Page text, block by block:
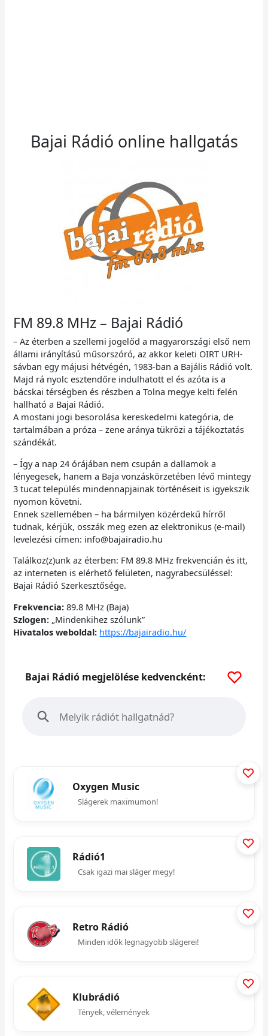
Bajai Rádió online hallgatás
FM 89.8 MHz – Bajai Rádió
– Az éterben a szellemi jogelőd a magyarországi első nem
állami irányítású műsorszóró, az akkor keleti OIRT URH-
sávban egy májusi hétvégén, 1983-ban a Bajális Rádió volt.
Majd rá nyolc esztendőre indulhatott el és azóta is a
bácskai térségben és részben a Tolna megye kelti felén
hallható a Bajai Rádió.
A mostani jogi besorolása kereskedelmi kategória, de
tartalmában a próza – zene aránya tükrözi a tájékoztatás
szándékát.
– Így a nap 24 órájában nem csupán a dallamok a
lényegesek, hanem a Baja vonzáskörzetében lévő mintegy
3 tucat település mindennapjainak történéseit is igyekszik
nyomon követni.
Ennek szellemében – ha bármilyen közérdekű hírről
tudnak, kérjük, osszák meg ezen az elektronikus (e-mail)
levelezési címen: info@bajairadio.hu
Találkoz(z)unk az éterben: FM 89.8 MHz frekvencián és itt,
az interneten is elérhető felületen, nagyrabecsüléssel:
Bajai Rádió Szerkesztősége.
Frekvencia: 89.8 MHz (Baja)
Szlogen: „Mindenkihez szólunk”
Hivatalos weboldal: https://bajairadio.hu/
Bajai Rádió megjelölése kedvencként:
Oxygen Music
Slágerek maximumon!
Rádió1
Csak igazi mai sláger megy!
Retro Rádió
Minden idők legnagyobb slágerei!
Klubrádió
Tények, vélemények